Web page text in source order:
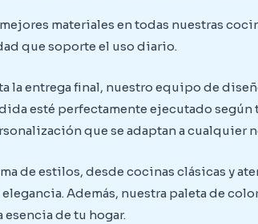
materiales en todas nuestras
que soporte el uso diario.
la entrega final, nuestro equipo de
esté perfectamente ejecutado
que se adaptan a cualquier
de estilos, desde cocinas clásicas y
Además, nuestra paleta de
de tu hogar.